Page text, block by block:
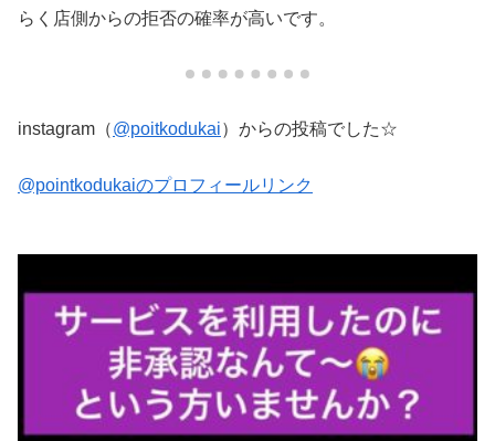
らく店側からの拒否の確率が高いです。
instagram（@poitkodukai）からの投稿でした☆
@pointkodukaiのプロフィールリンク